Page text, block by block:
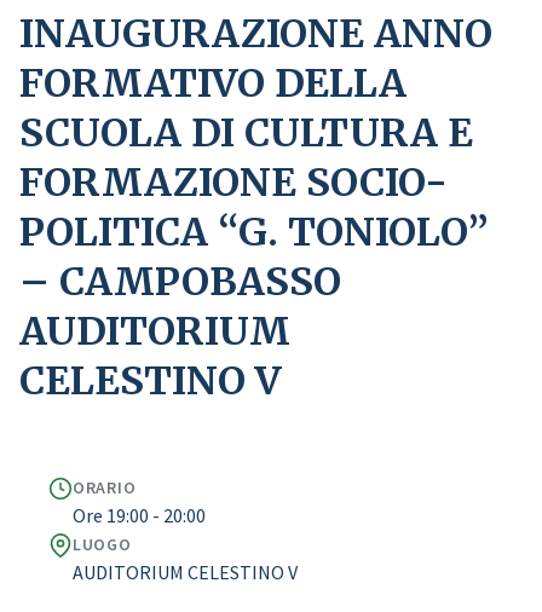
INAUGURAZIONE ANNO
FORMATIVO DELLA
SCUOLA DI CULTURA E
FORMAZIONE SOCIO-
POLITICA “G. TONIOLO”
– CAMPOBASSO
AUDITORIUM
CELESTINO V
ORARIO
Ore 19:00 - 20:00
LUOGO
AUDITORIUM CELESTINO V